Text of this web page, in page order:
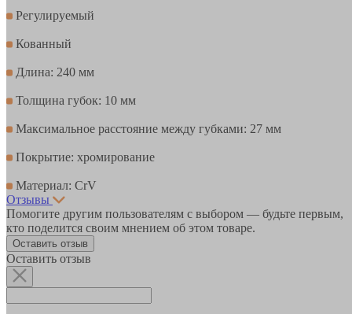
Регулируемый
Кованный
Длина: 240 мм
Толщина губок: 10 мм
Максимальное расстояние между губками: 27 мм
Покрытие: хромирование
Материал: CrV
Отзывы
Помогите другим пользователям с выбором — будьте первым,
кто поделится своим мнением об этом товаре.
Оставить отзыв
Оставить отзыв